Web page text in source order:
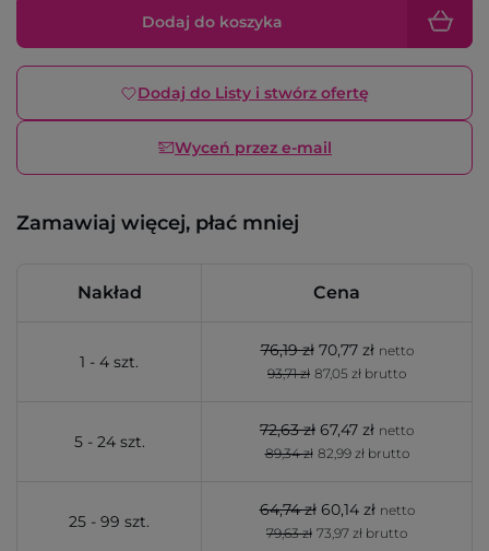
Dodaj do koszyka
Dodaj do Listy i stwórz ofertę
Wyceń przez e-mail
Zamawiaj więcej, płać mniej
Nakład Cena
1 - 4 szt.
76,19 zł 70,77 zł netto
93,71 zł 87,05 zł brutto
5 - 24 szt.
72,63 zł 67,47 zł netto
89,34 zł 82,99 zł brutto
25 - 99 szt.
64,74 zł 60,14 zł netto
79,63 zł 73,97 zł brutto